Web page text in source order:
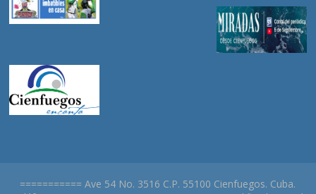
=========== Ave 54 No. 3516 C.P. 55100 Cienfuegos. Cuba.